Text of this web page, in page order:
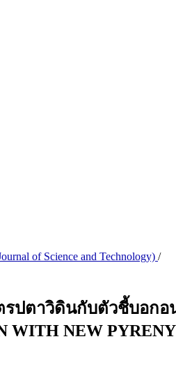
of Science and Technology) /
รปตาวิดินกับตัวชี้บอก
WITH NEW